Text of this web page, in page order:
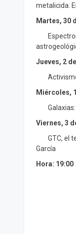
metalicida.
Martes, 30
Jueves, 2
Activismo
Miércoles,
Galaxias:
Viernes, 3
GTC, el
García
Hora: 19:00